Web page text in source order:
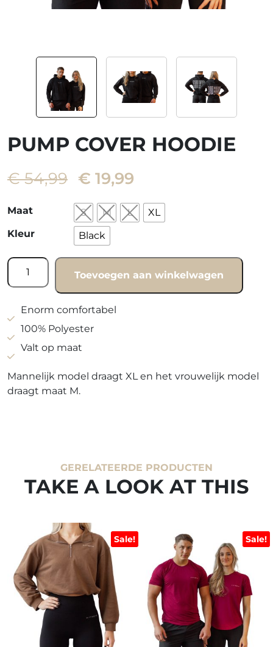
PUMP COVER HOODIE
€54,99 Oorspronkelijke
prijs
was:
€ 54,99.
€ 19,99
is:
€ 19,99.
Maat S M L
XL
Kleur
Black
Pump
cover
aantal
Toevoegen aan winkelwagen
Enorm comfortabel
100% Polyester
Valt op maat
Mannelijk model draagt XL en het vrouwelijk model
draagt maat M.
GERELATEERDE PRODUCTEN
TAKE A LOOK AT THIS
Sale! Sale!